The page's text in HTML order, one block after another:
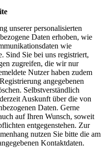
unserer personalisierten
Daten erhoben, wie
wie
Sind Sie bei uns registriert,
zugreifen, die wir nur
Nutzer haben zudem
angegebenen
Selbstverständlich
Auskunft über die von
Daten. Gerne
auf Ihren Wunsch, soweit
entgegenstehen. Zur
nutzen Sie bitte die am
Kontaktdaten.